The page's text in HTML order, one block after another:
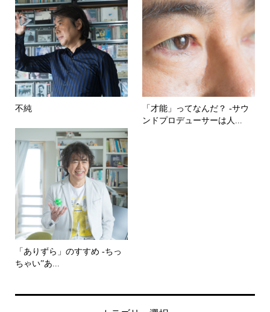
不純
「才能」ってなんだ？ -サウ
ンドプロデューサーは人...
「ありずら」のすすめ -ちっ
ちゃい”あ...